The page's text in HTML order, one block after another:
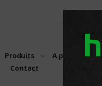
Produits A propos
Contact